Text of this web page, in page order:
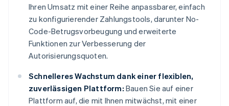
Ihren Umsatz mit einer Reihe anpassbarer, einfach
zu konfigurierender Zahlungstools, darunter No-
Code-Betrugsvorbeugung und erweiterte
Funktionen zur Verbesserung der
Autorisierungsquoten.
Schnelleres Wachstum dank einer flexiblen,
zuverlässigen Plattform: Bauen Sie auf einer
Plattform auf, die mit Ihnen mitwächst, mit einer